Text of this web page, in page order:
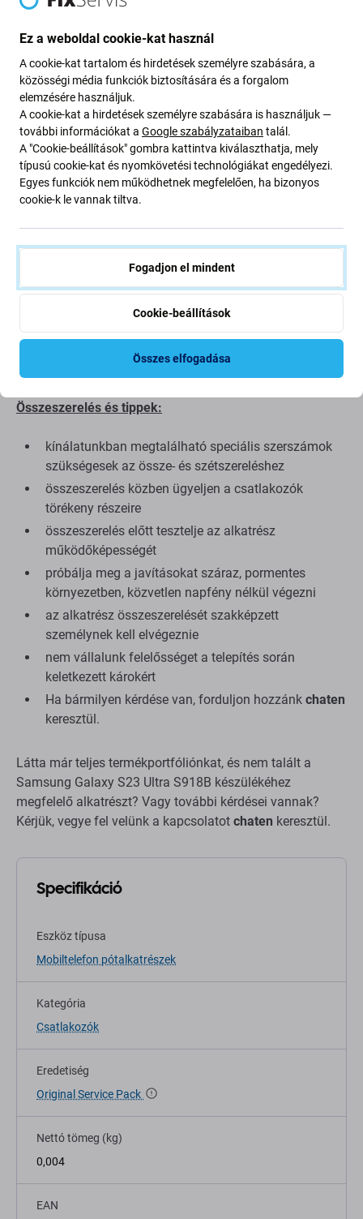
Töltőcsatlakozó PCB kártya a
következőhöz: Samsung Galaxy S23
Ultra S918B
Ha Samsung Galaxy S23 Ultra S918B eszköze leállt
töltésről, akkor erre azalkatrészrevanszüksége, hogy
újra működjön.
Minőség: Eredeti szervizcsomag– az alkatrész eredeti
alkatrész, azaz a berendezés gyártója (Samsung)
szállítja. Az alkatrész a lehető legmagasabb minőségű a
piacon, és 100%-ban megegyezik a gyárilag a
készülékben lévővel. Ha többet szeretne megtudni a
minőségről, olvassa el blogunkat, ahol részletesebben a
Összeszerelés és tippek:
kínálatunkban megtalálható speciális szerszámok
szükségesek az össze- és szétszereléshez
összeszerelés közben ügyeljen a csatlakozók
törékeny részeire
összeszerelés előtt tesztelje az alkatrész
működőképességét
próbálja meg a javításokat száraz, pormentes
környezetben, közvetlen napfény nélkül végezni
az alkatrész összeszerelését szakképzett
személynek kell elvégeznie
nem vállalunk felelősséget a telepítés során
keletkezett károkért
Ha bármilyen kérdése van, forduljon hozzánk chaten
keresztül.
Látta már teljes termékportfóliónkat, és nem talált a
Samsung Galaxy S23 Ultra S918B készülékéhez
megfelelő alkatrészt? Vagy további kérdései vannak?
Kérjük, vegye fel velünk a kapcsolatot chaten keresztül.
Specifikáció
Eszköz típusa
Mobiltelefon pótalkatrészek
Kategória
Csatlakozók
Eredetiség
Original Service Pack
Nettó tömeg (kg)
0,004
EAN
Ez a weboldal cookie-kat használ
A cookie-kat tartalom és hirdetések személyre szabására, a
közösségi média funkciók biztosítására és a forgalom
elemzésére használjuk.
A cookie-kat a hirdetések személyre szabására is használjuk —
további információkat a Google szabályzataiban talál.
A "Cookie-beállítások" gombra kattintva kiválaszthatja, mely
típusú cookie-kat és nyomkövetési technológiákat engedélyezi.
Egyes funkciók nem működhetnek megfelelően, ha bizonyos
cookie-k le vannak tiltva.
Fogadjon el mindent
Cookie-beállítások
Összes elfogadása